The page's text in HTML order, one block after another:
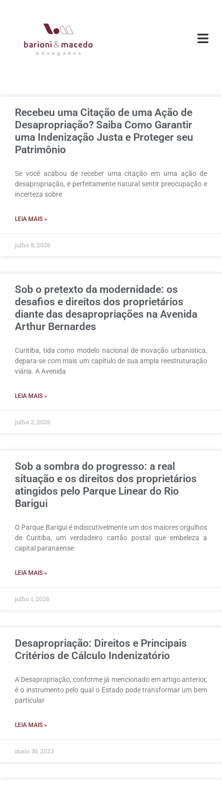
Recebeu uma Citação de uma Ação de
Desapropriação? Saiba Como Garantir
uma Indenização Justa e Proteger seu
Patrimônio
Se você acabou de receber uma citação em uma ação de
desapropriação, é perfeitamente natural sentir preocupação e
incerteza sobre
LEIA MAIS »
julho 8, 2026
Sob o pretexto da modernidade: os
desafios e direitos dos proprietários
diante das desapropriações na Avenida
Arthur Bernardes
Curitiba, tida como modelo nacional de inovação urbanística,
depara-se com mais um capítulo de sua ampla reestruturação
viária. A Avenida
LEIA MAIS »
julho 2, 2026
Sob a sombra do progresso: a real
situação e os direitos dos proprietários
atingidos pelo Parque Linear do Rio
Barigui
O Parque Barigui é indiscutivelmente um dos maiores orgulhos
de Curitiba, um verdadeiro cartão postal que embeleza a
capital paranaense
LEIA MAIS »
julho 1, 2026
Desapropriação: Direitos e Principais
Critérios de Cálculo Indenizatório
A Desapropriação, conforme já mencionado em artigo anterior,
é o instrumento pelo qual o Estado pode transformar um bem
particular
LEIA MAIS »
maio 30, 2023